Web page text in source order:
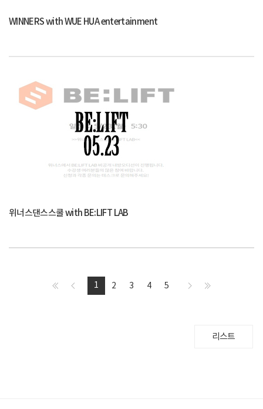
WINNERS with WUE HUA entertainment
위너스댄스스쿨 with BE:LIFT LAB
1 2 3 4 5
리스트